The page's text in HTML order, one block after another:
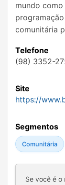
mundo
comunitária
Telefone
(98) 3352-
Site
https://
Segmentos
Comunitária
Se você é o